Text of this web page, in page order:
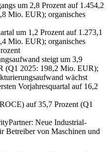
um 2,8 Prozent auf 1.454,2
Mio. EUR); organisches
um 1,2 Prozent auf 1.273,1
Mio. EUR); organisches
steigt um 3,9
(Q1 2025: 198,2 Mio. EUR);
wächst
Vorjahresquartal auf 16,2
auf 35,7 Prozent (Q1
Neue Industrial-
Betreiber von Maschinen und